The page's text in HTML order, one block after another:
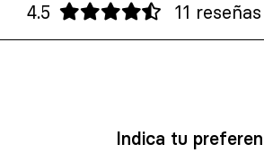
4.5 11
Indica tu